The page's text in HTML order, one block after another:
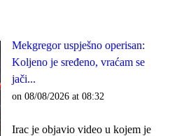
Mekgregor uspješno operisan:
Koljeno je sređeno, vraćam se
jači...
on 08/08/2026 at 08:32
Irac je objavio video u kojem je